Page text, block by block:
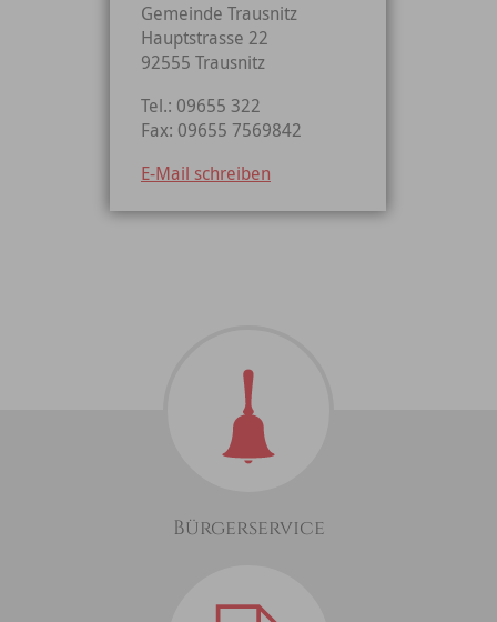
Gemeinde Trausnitz
Hauptstrasse 22
92555 Trausnitz
Tel.: 09655 322
Fax: 09655 7569842
E-Mail schreiben
Bürgerservice